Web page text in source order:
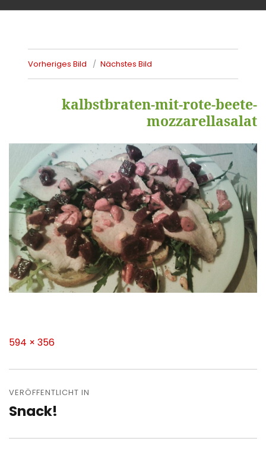
Vorheriges Bild Nächstes Bild
kalbstbraten-mit-rote-beete-
mozzarellasalat
Volle
594 × 356
Beitragsnavigation
VERÖFFENTLICHT IN
Snack!